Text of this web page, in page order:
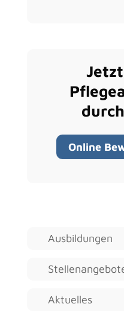
Online
Ausbildungen
Aktuelles